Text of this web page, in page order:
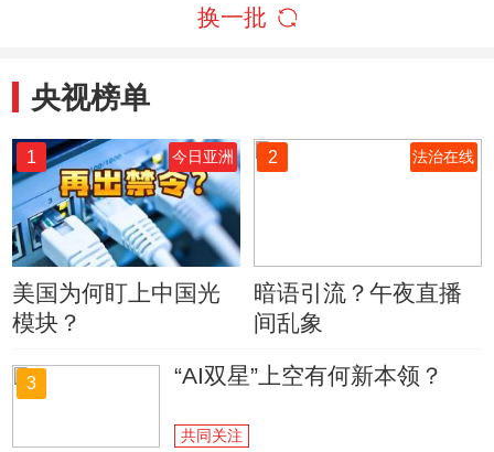
换一批
央视榜单
1 今日亚洲
美国为何盯上中国光
模块？
2 法治在线
暗语引流？午夜直播
间乱象
3 “AI双星”上空有何新本领？
共同关注